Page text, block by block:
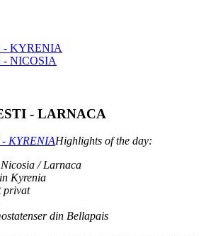
- LARNACA
Highlights of the day:
/ Larnaca
Kyrenia
privat
din Bellapais